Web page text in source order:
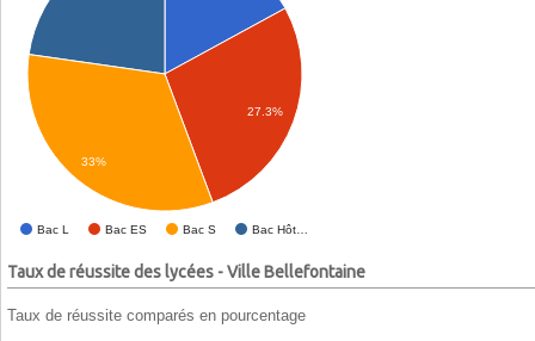
Bac L Bac ES Bac S Bac Hôt…
27.3%
33%
Taux de réussite des lycées - Ville Bellefontaine
Taux de réussite comparés en pourcentage